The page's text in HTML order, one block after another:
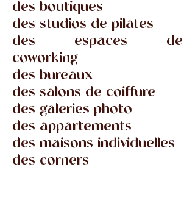
des boutiques
des studios de pilates
des espaces de
coworking
des bureaux
des salons de coiffure
des galeries photo
des appartements
des maisons individuelles
des corners